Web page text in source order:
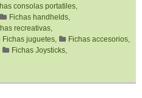
consolas portatiles,
Fichas handhelds,
recreativas,
Fichas juguetes, Fichas accesorios,
Fichas Joysticks,